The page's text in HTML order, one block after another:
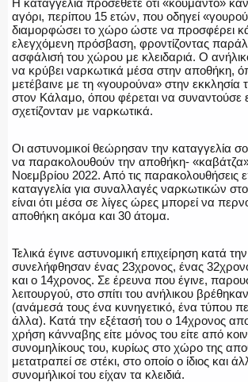
ΕΝΟΠΛΕΣ ΔΥΝΑΜΕΙΣ
ΕΚΑΒ
ΑΣΤΥΝΟΜΙΚΟ ΡΕΠΟΡΤΑΖ
ΟΠΛΑ/ΕΞΟΠΛΙΣΜΟΣ
αγόρι, περίπου 15 ετών, που οδηγεί
διαμορφώσει το χώρο ώστε να προσφέρει
ελεγχόμενη πρόσβαση, φροντίζοντας
ασφάλισή του χώρου με κλειδαριά. Ο
να κρύβει ναρκωτικά μέσα στην αποθήκη,
μετέβαινε με τη «γουρούνα» στην εκκλησία
στον Κάλαμο, όπου φέρεται να συναντούσε
σχετίζονταν με ναρκωτικά.
Οι αστυνομικοί θεώρησαν την καταγγελία
να παρακολουθούν την αποθήκη- «καβάτζα»
Νοεμβρίου 2022. Από τις παρακολουθήσεις
καταγγελία για συναλλαγές ναρκωτικών
είναι ότι μέσα σε λίγες ώρες μπορεί να
αποθήκη ακόμα και 30 άτομα.
Τελικά έγινε αστυνομική επιχείρηση κατά
συνελήφθησαν ένας 23χρονος, ένας
και ο 14χρονος. Σε έρευνα που έγινε,
λειτουργού, στο σπίτι του ανήλικου
(ανάμεσά τους ένα κυνηγετικό, ένα τύπου
άλλα). Κατά την εξέτασή του ο 14χρονος
χρήση κάνναβης είτε μόνος του είτε από
συνομηλίκους του, κυρίως στο χώρο της
μετατραπεί σε στέκι, στο οποίο ο ίδιος και
συνομήλικοί του είχαν τα κλειδιά.